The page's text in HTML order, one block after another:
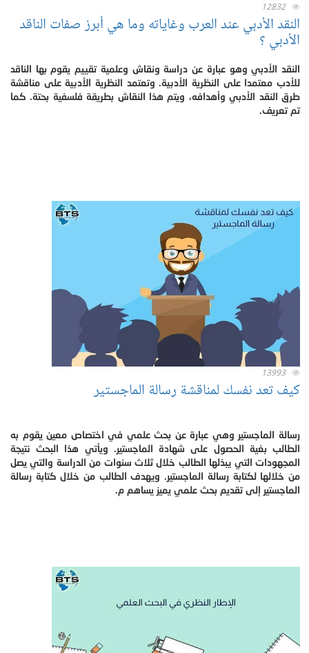
12832
النقد الأدبي عند العرب وغاياته وما هي أبرز صفات الناقد
الأدبي ؟
النقد الأدبي وهو عبارة عن دراسة ونقاش وعلمية تقييم يقوم بها الناقد
للأدب معتمدا على النظرية الأدبية. وتعتمد النظرية الأدبية على مناقشة
طرق النقد الأدبي وأهدافه، ويتم هذا النقاش بطريقة فلسفية بحتة. كما
تم تعريف.
13993
كيف تعد نفسك لمناقشة رسالة الماجستير
رسالة الماجستير وهي عبارة عن بحث علمي في اختصاص معين يقوم به
الطالب بغية الحصول على شهادة الماجستير. ويأتي هذا البحث نتيجة
المجهودات التي يبذلها الطالب خلال ثلاث سنوات من الدراسة والتي يصل
من خلالها لكتابة رسالة الماجستير. ويهدف الطالب من خلال كتابة رسالة
الماجستير إلى تقديم بحث علمي يميز يساهم م.